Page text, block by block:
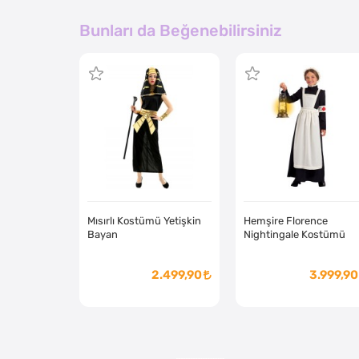
Bunları da Beğenebilirsiniz
Mısırlı Kostümü Yetişkin
Bayan
2.499,90
Hemşire Florence
Nightingale Kostümü
3.999,90